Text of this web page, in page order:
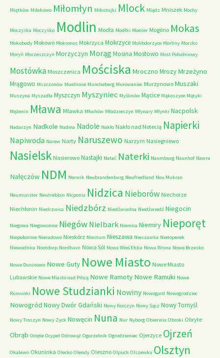
Miętków Miłakowo Miłomłyn Miłostajki Mlock Mlądz Mniszek Mochy
Moczyska Moczysko Modlin Modła Modłki Moeser Mogilno Mokas
Mokobody Mokowo Mokronos Mokrzyca Mokrzyce Molibdorzyce Morliny Morsko
Moryń Morzeszczyn Morzyczyn MorągMosina Mostowo Most Południowy
Mostówka Moszczenica Mościska Mroczno Mrozy Mrzeżyno
Mrągowo Mszczonów Muellrose Muncheberg Murowaniec Murzynowo Muszaki
Muszyna Myszadła Myszczyn Myszyniec Myślinów Mącice Mąkoszyce Mątyki
Mężenin Mława Mławka Młochów Młodzieszyn Młynary Młynki Nacpolsk
Nadarzyn Nadkole Nadma Nadole Nakło Nakło nad Notecią Napierki
Napiwoda Narew Narty Naruszewo Narzym Nasiegniewo
Nasielsk Nasierowo Nastajki Natać Naterki Naumburg Naunhof Nawra
Nałęczów NDM Nerwik Neubrandenburg Neufriedland Neu Mukran
Neumunster Neutrebbin Nicponia Nidzica Nieborów Niechorze
Niechłonin Niedrzwica Niedzbórz Niedźwiadna Niedźwiedź Niegocin
Niegowa Niegowonice Niegów Nielbark Niemica Niemiry Nieporęt
Niepołomice Nieradowo Nieskórz Niestum Nieszawa Nieszawka Nietoperek
Niewodnica Nootdorp Nordhavn Nowa Sól Nowa Wieś Ełcka Nowa Wrona Nowe Brzesko
Nowe Duninowo Nowe Guty Nowe Miasto Nowe Miasto
Lubawskie Nowe Miasto nad Pilicą Nowe Ramoty Nowe Ramuki Nowe
Rumunki Nowe Studzianki Nowiny Nowogard Nowogrodziec
Nowogród Nowy Dwór Gdański Nowy Korczyn Nowy Sącz Nowy Tomyśl
Nowy Troszyn Nowy Zyck Nowęcin Nuna Nur Nyborg Obierwia Obroki Obryte
Obrąb Ocięte Ocypel Odrowąż Ogorzelnik Ogrodzieniec Ojerzyce Ojrzeń
Okalewo Okuninka Olecko Olendy Oleszno Olpuch Olszewka Olsztyn